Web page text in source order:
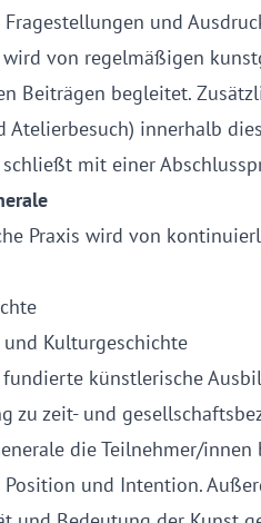
und
von regelmäßigen
Beiträgen begleitet.
Atelierbesuch) innerhalb
mit einer
Praxis wird von
Kulturgeschichte
künstlerische
zu zeit- und
die Teilnehmer/
und Intention.